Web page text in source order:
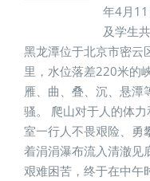
年4月
及学生
黑龙潭位于北京市密云
里，水位落差220米的
雁、曲、叠、沉、悬潭
骚。 爬山对于人的体
室一行人不畏艰险、勇
着涓涓瀑布流入清澈见
艰难困苦，终于在中午